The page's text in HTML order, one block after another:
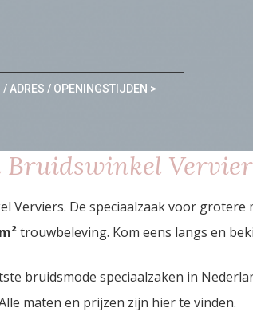
ADRES / OPENINGSTIJDEN >
Verviers. De speciaalzaak voor
m²trouwbeleving. Kom eens langs en
bruidsmode speciaalzaken in
maten en prijzen zijn hier te vinden.